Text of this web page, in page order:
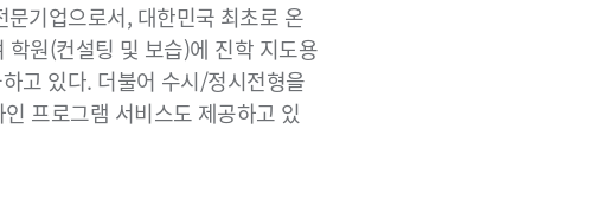
기업으로서, 대한민국 최초로 온
원(컨설팅 및 보습)에 진학 지도용
고 있다. 더불어 수시/정시전형을
프로그램 서비스도 제공하고 있